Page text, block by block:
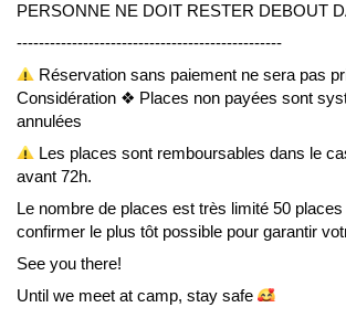
PERSONNE NE DOIT RESTER DEBOUT
------------------------------------------------
Réservation sans paiement ne sera pas
Considération ❖ Places non payées sont
annulées
Les places sont remboursables dans le
avant 72h.
Le nombre de places est très limité 50
confirmer le plus tôt possible pour garantir
See you there!
Until we meet at camp, stay safe